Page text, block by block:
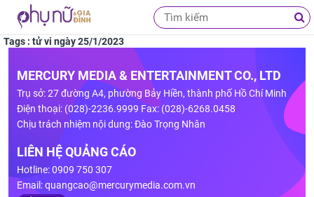
Tags : tử vi ngày 25/1/2023
MERCURY MEDIA & ENTERTAINMENT CO., LTD
Trụ sở: 27 đường A4, phường Bảy Hiền, thành phố Hồ Chí Minh
Điện thoại: (028)-2236.9999 Fax: (028)-6268.0458
Chịu trách nhiệm nội dung: Đào Trọng Nhân
LIÊN HỆ QUẢNG CÁO
Hotline: 0909 750 307
Email:quangcao@mercurymedia.com.vn